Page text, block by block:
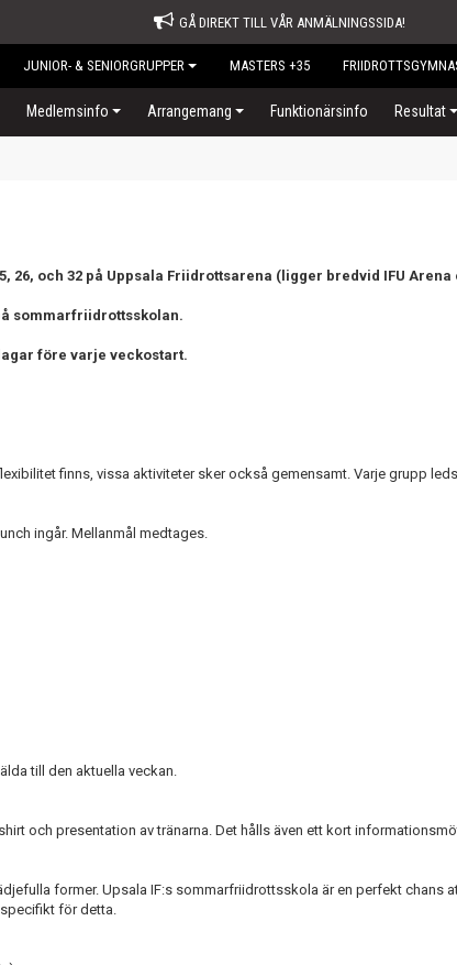
GÅ DIREKT TILL VÅR ANMÄLNINGSSIDA!
JUNIOR- & SENIORGRUPPER MASTERS +35
Medlemsinfo Arrangemang Funktionärsinfo Resultat
och 32 på Uppsala Friidrottsarena (ligger bredvid IFU
sommarfriidrottsskolan.
före varje veckostart.
finns, vissa aktiviteter sker också gemensamt. Varje grupp
ingår. Mellanmål medtages.
till den aktuella veckan.
och presentation av tränarna. Det hålls även ett kort
former. Upsala IF:s sommarfriidrottsskola är en perfekt chans
för detta.